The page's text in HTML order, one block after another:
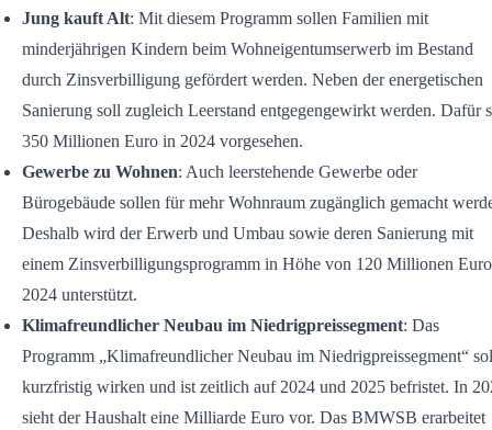
Jung kauft Alt: Mit diesem Programm sollen Familien mit
minderjährigen Kindern beim Wohneigentumserwerb im Bestand
durch Zinsverbilligung gefördert werden. Neben der energetischen
Sanierung soll zugleich Leerstand entgegengewirkt werden. Dafür
350 Millionen Euro in 2024 vorgesehen.
Gewerbe zu Wohnen: Auch leerstehende Gewerbe oder
Bürogebäude sollen für mehr Wohnraum zugänglich gemacht
Deshalb wird der Erwerb und Umbau sowie deren Sanierung mit
einem Zinsverbilligungsprogramm in Höhe von 120 Millionen
2024 unterstützt.
Klimafreundlicher Neubau im Niedrigpreissegment: Das
Programm „Klimafreundlicher Neubau im Niedrigpreissegment“
kurzfristig wirken und ist zeitlich auf 2024 und 2025 befristet. In
sieht der Haushalt eine Milliarde Euro vor. Das BMWSB erarbeitet